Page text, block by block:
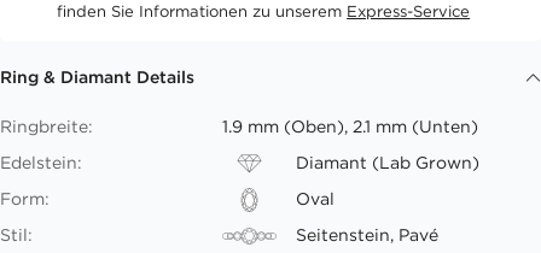
finden Sie Informationen zu unserem Express-Service
Ring & Diamant Details
Ringbreite:
1.9 mm (Oben), 2.1 mm (Unten)
Edelstein:
Diamant (Lab Grown)
Form:
Oval
Stil:
Seitenstein, Pavé